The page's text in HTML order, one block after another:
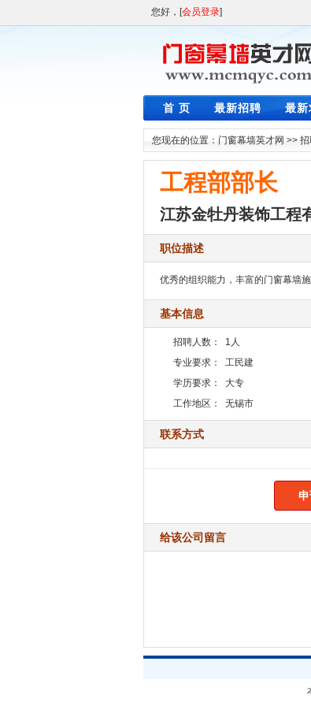
您好，[会员登录]
首 页 最新招聘 最新
您现在的位置： 门窗幕墙英才网 >> 招
工程部部长
江苏金牡丹装饰工程
职位描述
优秀的组织能力，丰富的门窗幕墙
基本信息
招聘人数： 1人
专业要求：
工民建
学历要求：
大专
工作地区：
无锡市
联系方式
给该公司留言